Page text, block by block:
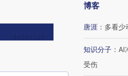
博客
唐涯 ： 多看少
知识分子 ： AI
受伤